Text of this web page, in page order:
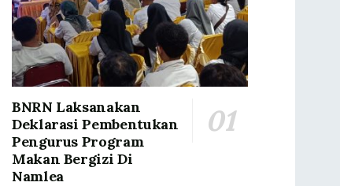
BNRN Laksanakan
Deklarasi Pembentukan
Pengurus Program
Makan Bergizi Di
Namlea